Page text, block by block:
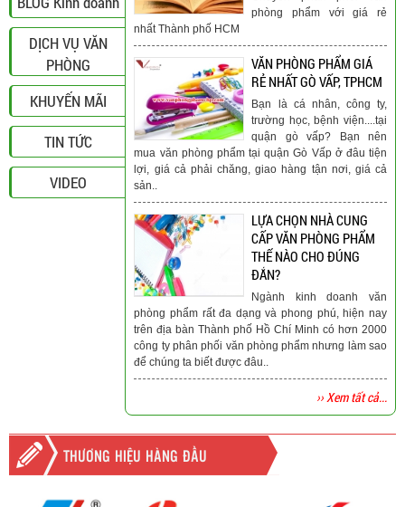
DỊCH VỤ VĂN
PHÒNG
KHUYẾN MÃI
TIN TỨC
VIDEO
phòng phẩm với giá rẻ
nhất Thành phố HCM
VĂN PHÒNG PHẨM GIÁ
RẺ NHẤT GÒ VẤP, TPHCM
Bạn là cá nhân, công ty,
trường học, bệnh viện....tại
quận gò vấp? Bạn nên
mua văn phòng phẩm tại quận Gò Vấp ở đâu tiện
lợi, giá cả phải chăng, giao hàng tận nơi, giá cả
sản..
LỰA CHỌN NHÀ CUNG
CẤP VĂN PHÒNG PHẨM
THẾ NÀO CHO ĐÚNG
ĐẮN?
Ngành kinh doanh văn
phòng phẩm rất đa dạng và phong phú, hiện nay
trên địa bàn Thành phố Hồ Chí Minh có hơn 2000
công ty phân phối văn phòng phẩm nhưng làm sao
để chúng ta biết được đâu..
›› Xem tất cả...
THƯƠNG HIỆU HÀNG ĐẦU